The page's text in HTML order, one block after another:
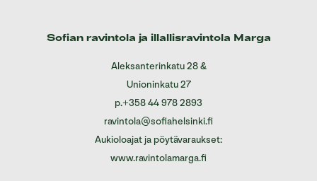
Sofian ravintola ja illallisravintola Marga
Aleksanterinkatu 28&
Unioninkatu 27
p.+358 44 978 2893
ravintola@sofiahelsinki.fi
Aukioloajat ja pöytävaraukset:
www.ravintolamarga.fi